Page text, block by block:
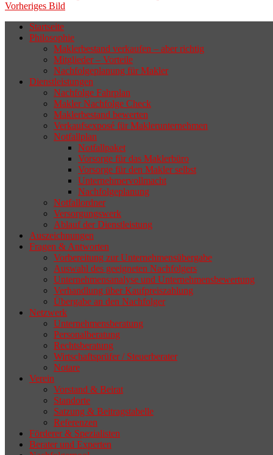
Vorheriges Bild
Wenn sich der Makler oder Inhaber
zurückziehen möchte, aber keinen
geeigneten Nachfolger findet, droht nicht
selten die Geschäftsaufgabe.
Startseite
Philosophie
Maklerbestand verkaufen – aber richtig
Mitglieder – Vorteile
Nachfolgeplanung für Makler
Dienstleistungen
Nachfolge Fahrplan
Makler Nachfolge Check
Maklerbestand bewerten
Verkaufsexposé für Maklerunternehmen
Notfallplan
Notfallpaket
Vorsorge für das Maklerbüro
Vorsorge für den Makler selbst
Unternehmervollmacht
Nachfolgeplanung
Notfallordner
Versorgungswerk
Ablauf der Dienstleistung
Auszeichnungen
Fragen & Antworten
Vorbereitung zur Unternehmensübergabe
Auswahl des geeigneten Nachfolgers
Unternehmensanalyse und Unternehmensbewertung
Verhandlung über Kaufpreiszahlung
Übergabe an den Nachfolger
Netzwerk
Unternehmensberatung
Personalberatung
Rechtsberatung
Wirtschaftsprüfer / Steuerberater
Notare
Verein
Vorstand & Beirat
Standorte
Satzung & Beitragstabelle
Referenzen
Förderer & Spezialisten
Berater und Experten